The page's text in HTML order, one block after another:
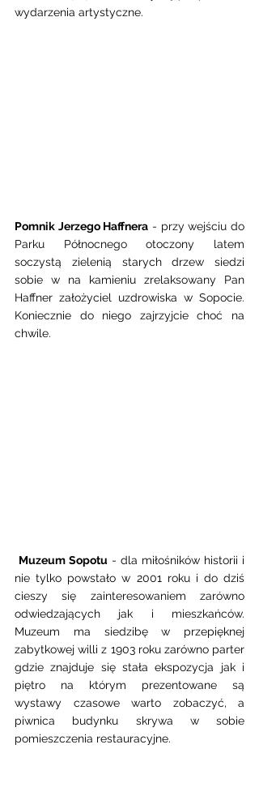
wydarzenia artystyczne.
Pomnik Jerzego Haffnera - przy wejściu do
Parku Północnego otoczony latem
soczystą zielenią starych drzew siedzi
sobie w na kamieniu zrelaksowany Pan
Haffner założyciel uzdrowiska w Sopocie.
Koniecznie do niego zajrzyjcie choć na
chwile.
Muzeum Sopotu - dla miłośników historii i
nie tylko powstało w 2001 roku i do dziś
cieszy się zainteresowaniem zarówno
odwiedzających jak i mieszkańców.
Muzeum ma siedzibę w przepięknej
zabytkowej willi z 1903 roku zarówno parter
gdzie znajduje się stała ekspozycja jak i
piętro na którym prezentowane są
wystawy czasowe warto zobaczyć, a
piwnica budynku skrywa w sobie
pomieszczenia restauracyjne.